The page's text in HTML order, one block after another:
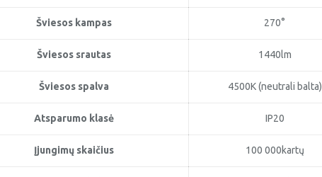
Šviesos kampas 270°
Šviesos srautas 1440lm
Šviesos spalva 4500K (neutrali balta)
Atsparumo klasė IP20
Įjungimų skaičius 100 000kartų